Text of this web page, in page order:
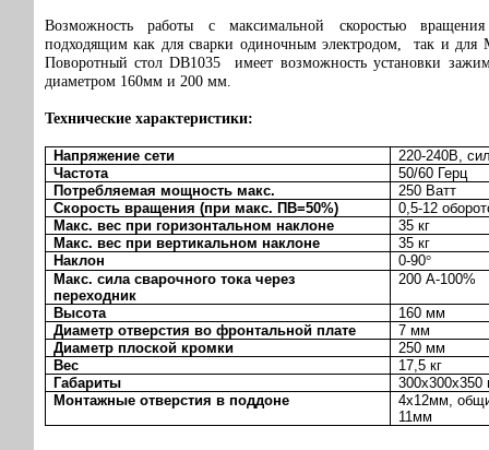
Возможность работы с максимальной скоростью
подходящим как для сварки одиночным электродом, так и для
Поворотный стол DB1035 имеет возможность установки
диаметром 160мм и 200 мм.
Технические характеристики:
Напряжение сети
220-240В,
Частота
50/60 Герц
Потребляемая мощность макс.
250 Ватт
Скорость вращения (при макс. ПВ=50%)
0,5-12
Макс. вес при горизонтальном наклоне
35 кг
Макс. вес при вертикальном наклоне
35 кг
Наклон
0-90°
Макс. сила сварочного тока через
переходник
200 А-100%
Высота
160 мм
Диаметр отверстия во фронтальной плате
7 мм
Диаметр плоской кромки
250 мм
Вес
17,5 кг
Габариты
300х300х350
Монтажные отверстия в поддоне
4х12мм,
11мм